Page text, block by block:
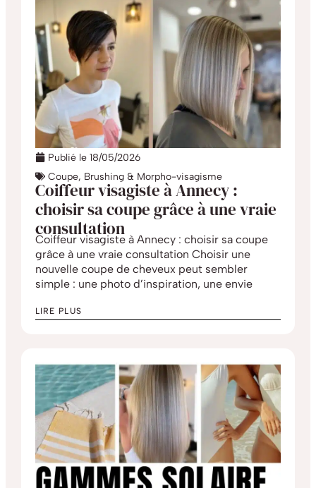
Publié le 18/05/2026
Coupe, Brushing & Morpho-visagisme
Coiffeur visagiste à Annecy :
choisir sa coupe grâce à une vraie
consultation
Coiffeur visagiste à Annecy : choisir sa coupe
grâce à une vraie consultation Choisir une
nouvelle coupe de cheveux peut sembler
simple : une photo d’inspiration, une envie
LIRE PLUS